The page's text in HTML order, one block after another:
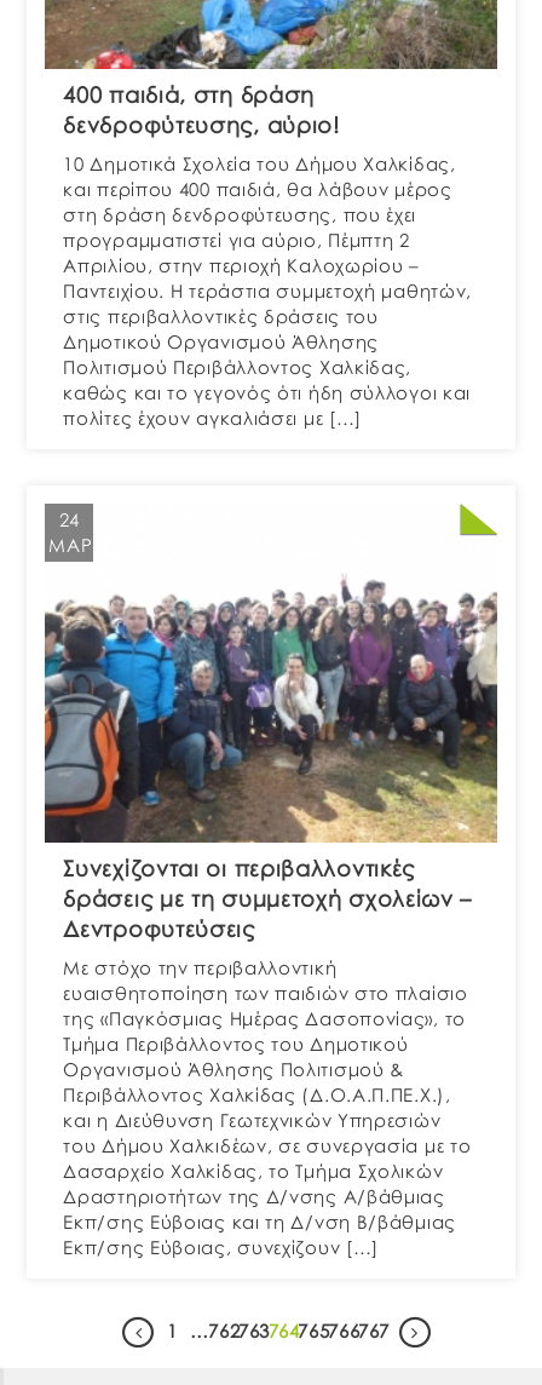
400 παιδιά, στη δράση
δενδροφύτευσης, αύριο!
10 Δημοτικά Σχολεία του Δήμου Χαλκίδας,
και περίπου 400 παιδιά, θα λάβουν μέρος
στη δράση δενδροφύτευσης, που έχει
προγραμματιστεί για αύριο, Πέμπτη 2
Απριλίου, στην περιοχή Καλοχωρίου –
Παντειχίου. Η τεράστια συμμετοχή μαθητών,
στις περιβαλλοντικές δράσεις του
Δημοτικού Οργανισμού Άθλησης
Πολιτισμού Περιβάλλοντος Χαλκίδας,
καθώς και το γεγονός ότι ήδη σύλλογοι και
πολίτες έχουν αγκαλιάσει με […]
24
ΜΑΡ
Συνεχίζονται οι περιβαλλοντικές
δράσεις με τη συμμετοχή σχολείων –
Δεντροφυτεύσεις
Με στόχο την περιβαλλοντική
ευαισθητοποίηση των παιδιών στο πλαίσιο
της «Παγκόσμιας Ημέρας Δασοπονίας», το
Τμήμα Περιβάλλοντος του Δημοτικού
Οργανισμού Άθλησης Πολιτισμού &
Περιβάλλοντος Χαλκίδας (Δ.Ο.Α.Π.ΠΕ.Χ.),
και η Διεύθυνση Γεωτεχνικών Υπηρεσιών
του Δήμου Χαλκιδέων, σε συνεργασία με το
Δασαρχείο Χαλκίδας, το Τμήμα Σχολικών
Δραστηριοτήτων της Δ/νσης Α/βάθμιας
Εκπ/σης Εύβοιας και τη Δ/νση Β/βάθμιας
Εκπ/σης Εύβοιας, συνεχίζουν […]
1 …762763764765766767